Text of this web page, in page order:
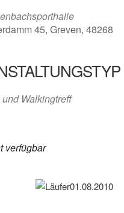
45, Greven, 48268
Walkingtreff
verfügbar